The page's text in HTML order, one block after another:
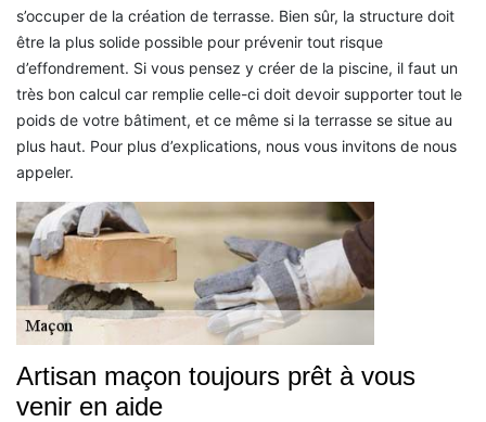
s’occuper de la création de terrasse. Bien sûr, la structure doit
être la plus solide possible pour prévenir tout risque
d’effondrement. Si vous pensez y créer de la piscine, il faut un
très bon calcul car remplie celle-ci doit devoir supporter tout le
poids de votre bâtiment, et ce même si la terrasse se situe au
plus haut. Pour plus d’explications, nous vous invitons de nous
appeler.
Artisan maçon toujours prêt à vous
venir en aide